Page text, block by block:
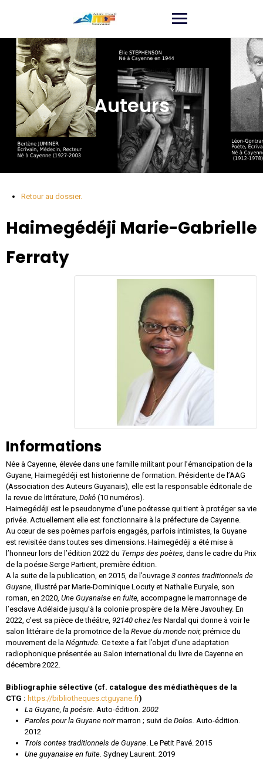
Auteurs
Retour au dossier.
Haimegédéji Marie-Gabrielle
Ferraty
Informations
Née à Cayenne, élevée dans une famille militant pour l’émancipation de la
Guyane, Haimegédéji est historienne de formation. Présidente de l’AAG
(Association des Auteurs Guyanais), elle est la responsable éditoriale de
la revue de littérature, Dokô (10 numéros).
Haimegédéji est le pseudonyme d’une poétesse qui tient à protéger sa vie
privée. Actuellement elle est fonctionnaire à la préfecture de Cayenne.
Au cœur de ses poèmes parfois engagés, parfois intimistes, la Guyane
est revisitée dans toutes ses dimensions. Haimegédéji a été mise à
l’honneur lors de l’édition 2022 du Temps des poètes, dans le cadre du Prix
de la poésie Serge Partient, première édition.
A la suite de la publication, en 2015, de l’ouvrage 3 contes traditionnels de
Guyane, illustré par Marie-Dominique Locuty et Nathalie Euryale, son
roman, en 2020, Une Guyanaise en fuite, accompagne le marronnage de
l’esclave Adélaide jusqu’à la colonie prospère de la Mère Javouhey. En
2022, c’est sa pièce de théâtre, 92140 chez les Nardal qui donne à voir le
salon littéraire de la promotrice de la Revue du monde noir, prémice du
mouvement de la Négritude. Ce texte a fait l’objet d’une adaptation
radiophonique présentée au Salon international du livre de Cayenne en
décembre 2022.
Bibliographie sélective (cf. catalogue des médiathèques de la
CTG : https://bibliotheques.ctguyane.fr)
La Guyane, la poésie. Auto-édition. 2002
Paroles pour la Guyane noirmarron ; suivi de Dolos. Auto-édition.
2012
Trois contes traditionnels de Guyane. Le Petit Pavé. 2015
Une guyanaise en fuite. Sydney Laurent. 2019